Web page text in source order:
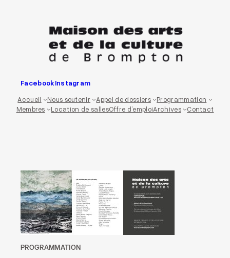
FacebookInstagram
Accueil
Nous soutenir Appel de dossiers
Programmation
Membres
Location de sallesOffre d’emploiArchives Contact
PROGRAMMATION